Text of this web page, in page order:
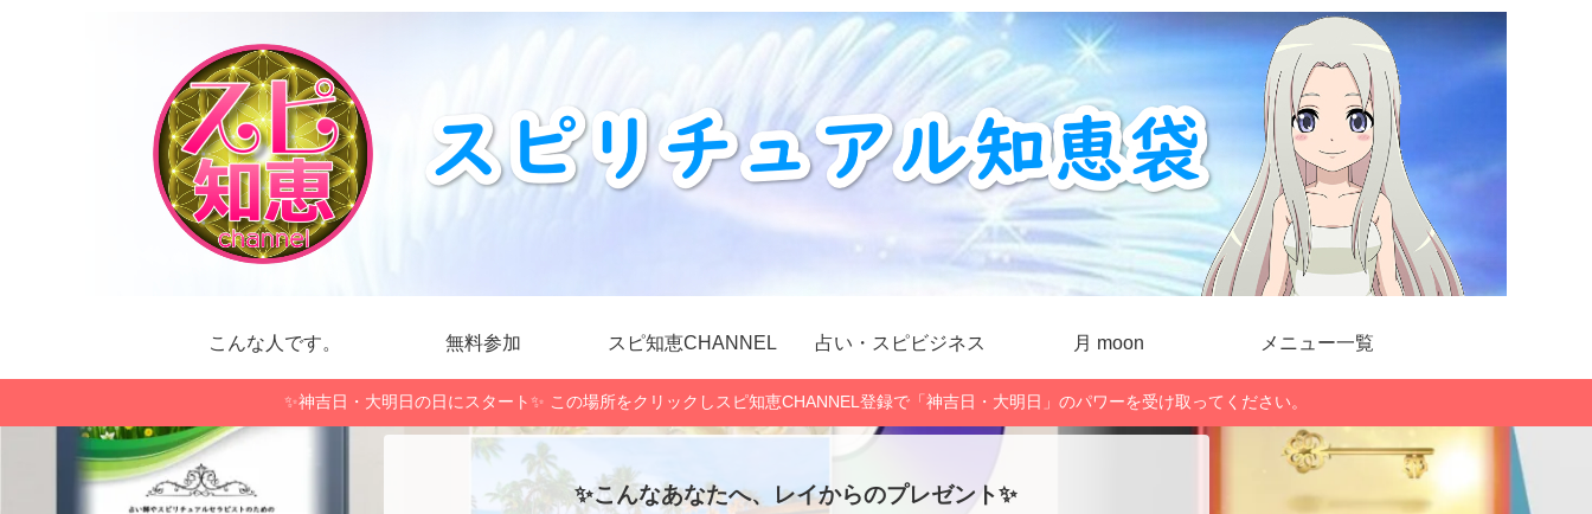
こんな人です。 無料参加 スピ知恵CHANNEL 占い・スピビジネス 月 moon メニュー一覧
✨神吉日・大明日の日にスタート✨ この場所をクリックしスピ知恵CHANNEL登録で「神吉日・大明日」のパワーを受け取ってください。
✨こんなあなたへ、レイからのプレゼント✨